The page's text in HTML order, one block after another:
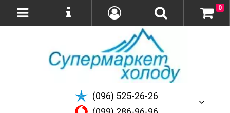
(096) 525-26-26
0